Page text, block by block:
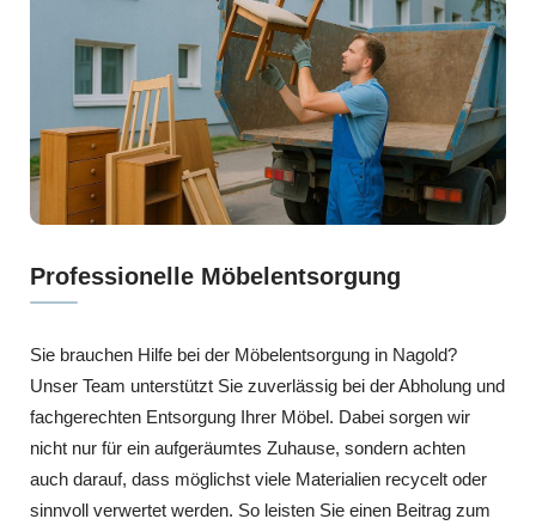
Professionelle Möbelentsorgung
Sie brauchen Hilfe bei der Möbelentsorgung in Nagold?
Unser Team unterstützt Sie zuverlässig bei der Abholung und
fachgerechten Entsorgung Ihrer Möbel. Dabei sorgen wir
nicht nur für ein aufgeräumtes Zuhause, sondern achten
auch darauf, dass möglichst viele Materialien recycelt oder
sinnvoll verwertet werden. So leisten Sie einen Beitrag zum